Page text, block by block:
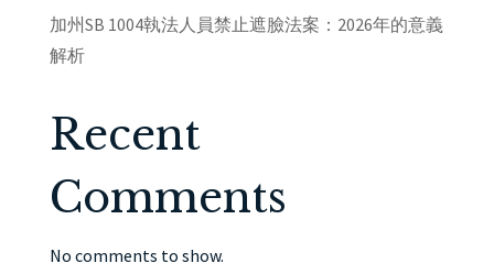
加州SB 1004執法人員禁止遮臉法案：2026年的意義
解析
Recent
Comments
No comments to show.